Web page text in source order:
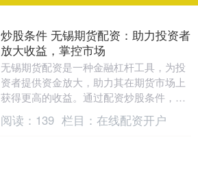
炒股条件 无锡期货配资：助力投资者
放大收益，掌控市场
无锡期货配资是一种金融杠杆工具，为投
资者提供资金放大，助力其在期货市场上
获得更高的收益。通过配资炒股条件，投
资者可以扩大交易规模，从而提高潜在的
利润空间。 金股....
阅读： 139 栏目： 在线配资开户